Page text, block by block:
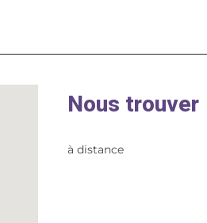
Nous trouver
à distance